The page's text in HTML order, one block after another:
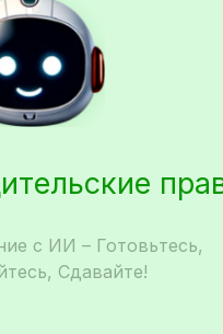
с ИИ – Готовьтесь,
Сдавайте!